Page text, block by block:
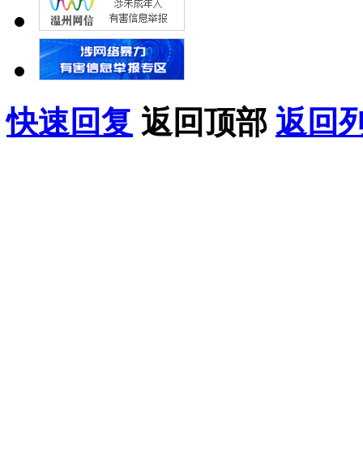
快速回复 返回顶部 返回